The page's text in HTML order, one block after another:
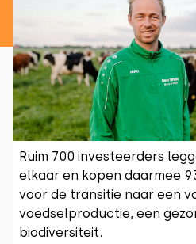
Ruim 700 investeerders
elkaar en kopen daarmee
voor de transitie naar een
voedselproductie, een
biodiversiteit.